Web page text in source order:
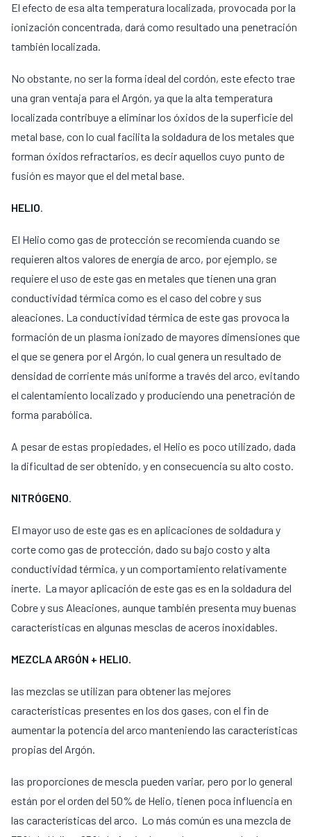
El efecto de esa alta temperatura localizada, provocada por la
ionización concentrada, dará como resultado una penetración
también localizada.
No obstante, no ser la forma ideal del cordón, este efecto trae
una gran ventaja para el Argón, ya que la alta temperatura
localizada contribuye a eliminar los óxidos de la superficie del
metal base, con lo cual facilita la soldadura de los metales que
forman óxidos refractarios, es decir aquellos cuyo punto de
fusión es mayor que el del metal base.
HELIO.
El Helio como gas de protección se recomienda cuando se
requieren altos valores de energía de arco, por ejemplo, se
requiere el uso de este gas en metales que tienen una gran
conductividad térmica como es el caso del cobre y sus
aleaciones. La conductividad térmica de este gas provoca la
formación de un plasma ionizado de mayores dimensiones que
el que se genera por el Argón, lo cual genera un resultado de
densidad de corriente más uniforme a través del arco, evitando
el calentamiento localizado y produciendo una penetración de
forma parabólica.
A pesar de estas propiedades, el Helio es poco utilizado, dada
la dificultad de ser obtenido, y en consecuencia su alto costo.
NITRÓGENO.
El mayor uso de este gas es en aplicaciones de soldadura y
corte como gas de protección, dado su bajo costo y alta
conductividad térmica, y un comportamiento relativamente
inerte. La mayor aplicación de este gas es en la soldadura del
Cobre y sus Aleaciones, aunque también presenta muy buenas
características en algunas mesclas de aceros inoxidables.
MEZCLA ARGÓN + HELIO.
las mezclas se utilizan para obtener las mejores
características presentes en los dos gases, con el fin de
aumentar la potencia del arco manteniendo las características
propias del Argón.
las proporciones de mescla pueden variar, pero por lo general
están por el orden del 50% de Helio, tienen poca influencia en
las características del arco. Lo más común es una mezcla de